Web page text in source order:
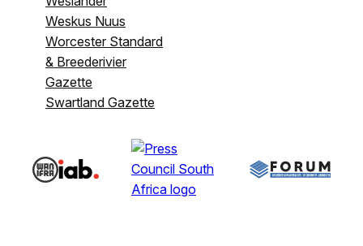
Weskus Nuus
Worcester Standard
& Breederivier
Gazette
Swartland Gazette